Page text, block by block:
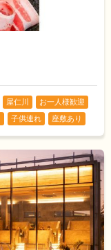
屋仁川
お一人様歓迎
子供連れ 座敷あり